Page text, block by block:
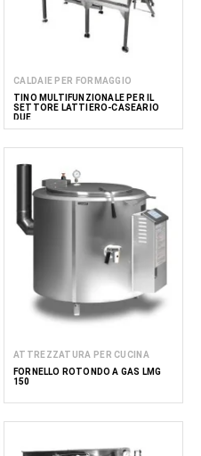
CALDAIE PER FORMAGGIO
TINO MULTIFUNZIONALE PER IL
SETTORE LATTIERO-CASEARIO
DUE
ATTREZZATURA PER CUCINA
FORNELLO ROTONDO A GAS LMG
150